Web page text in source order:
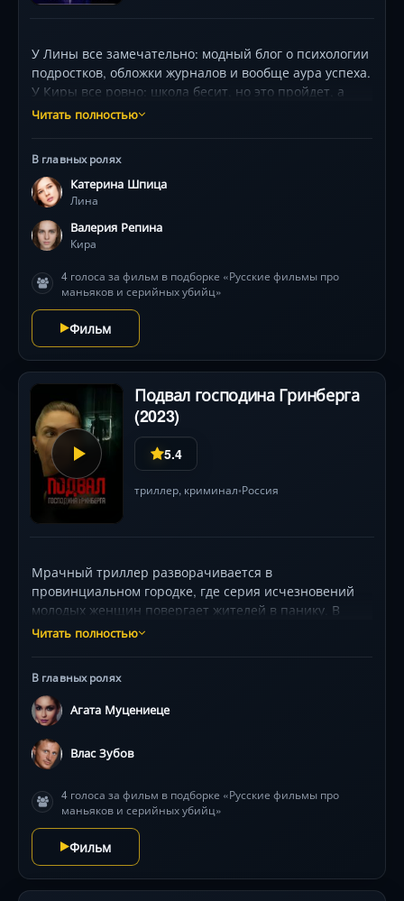
У Лины все замечательно: модный блог о психологии
подростков, обложки журналов и вообще аура успеха.
У Киры все ровно: школа бесит, но это пройдет, а
пока можно жить в сети и там же подрабатывать
исключительно онлайн. Кире и Лине придется
попытаться действовать вместе и не убить друг
друга, чтобы выйти на того, кто убивает подростков.
Читать полностью
В главных ролях
Катерина Шпица
Лина
Валерия Репина
Кира
4 голоса за фильм в подборке «Русские фильмы про
маньяков и серийных убийц»
Фильм
Подвал господина Гринберга
(2023)
5.4
триллер, криминал•Россия
Мрачный триллер разворачивается в
провинциальном городке, где серия исчезновений
молодых женщин повергает жителей в панику. В
центре расследования — скрытный Артур Гринберг,
визуально насыщенные сцены держат в
напряжении. Агата Муцениеце и Влас Зубов
мастерски передают нарастающий страх и
подозрения. Поиск истины ведет полицию по
темным коридорам старого дома, где каждая находка
сходится в неожиданном финале, оставляя зрителя в
ледяном оцепенении.
Читать полностью
В главных ролях
Агата Муцениеце
Влас Зубов
4 голоса за фильм в подборке «Русские фильмы про
маньяков и серийных убийц»
Фильм